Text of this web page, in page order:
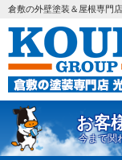
倉敷の外壁塗装＆屋根専門
お客
今まで関